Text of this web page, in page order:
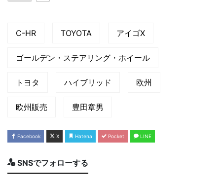
C-HR TOYOTA アイゴX
ゴールデン・ステアリング・ホイール
トヨタ ハイブリッド 欧州
欧州販売 豊田章男
Facebook X Hatena Pocket LINE
SNSでフォローする